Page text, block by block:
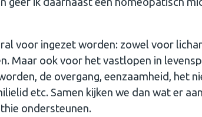
voor ingezet worden: zowel voor
Maar ook voor het vastlopen in
de overgang, eenzaamheid, het
etc. Samen kijken we dan wat er
ondersteunen.